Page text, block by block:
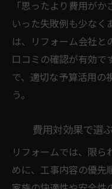
「思ったより費用が
いった失敗例も少なく
は、リフォーム会社と
口コミの確認が有効で
で、適切な予算活用の
う。
費用対効果で選
リフォームでは、限ら
めに、工事内容の優先